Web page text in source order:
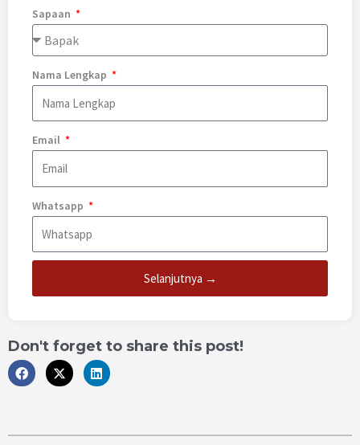
Sapaan
Nama Lengkap
Email
Whatsapp
Selanjutnya →
Don't forget to share this post!